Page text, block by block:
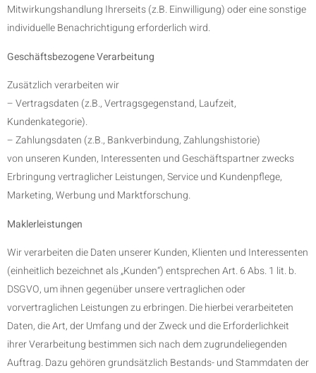
Mitwirkungshandlung Ihrerseits (z.B. Einwilligung) oder eine sonstige
individuelle Benachrichtigung erforderlich wird.
Geschäftsbezogene Verarbeitung
Zusätzlich verarbeiten wir
– Vertragsdaten (z.B., Vertragsgegenstand, Laufzeit,
Kundenkategorie).
– Zahlungsdaten (z.B., Bankverbindung, Zahlungshistorie)
von unseren Kunden, Interessenten und Geschäftspartner zwecks
Erbringung vertraglicher Leistungen, Service und Kundenpflege,
Marketing, Werbung und Marktforschung.
Maklerleistungen
Wir verarbeiten die Daten unserer Kunden, Klienten und Interessenten
(einheitlich bezeichnet als „Kunden“) entsprechen Art. 6 Abs. 1 lit. b.
DSGVO, um ihnen gegenüber unsere vertraglichen oder
vorvertraglichen Leistungen zu erbringen. Die hierbei verarbeiteten
Daten, die Art, der Umfang und der Zweck und die Erforderlichkeit
ihrer Verarbeitung bestimmen sich nach dem zugrundeliegenden
Auftrag. Dazu gehören grundsätzlich Bestands- und Stammdaten der